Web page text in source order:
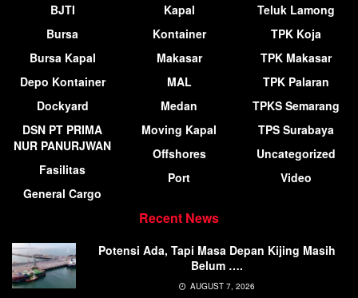
BJTI
Bursa
Bursa Kapal
Depo Kontainer
Dockyard
DSN PT PRIMA
NUR PANURJWAN
Fasilitas
General Cargo
Kapal
Kontainer
Makasar
MAL
Medan
Moving Kapal
Offshores
Port
Teluk Lamong
TPK Koja
TPK Makasar
TPK Palaran
TPKS Semarang
TPS Surabaya
Uncategorized
Video
Recent News
Potensi Ada, Tapi Masa Depan Kijing Masih
Belum ….
AUGUST 7, 2026